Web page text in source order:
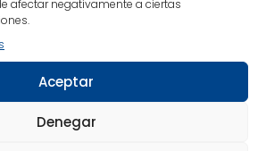
afectar negativamente a ciertas
Aceptar
Denegar
el bienestar de 🤸cuerpo, 🧠mente
✒️ Más de 40 años de experiencia en el